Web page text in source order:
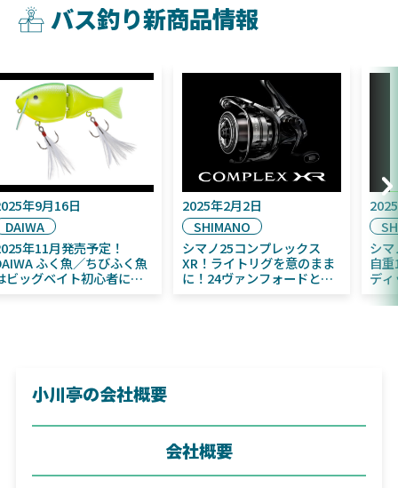
バス釣り新商品情報
2025年9月16日
DAIWA
2025年11月発売予定！
DAIWA ふく魚／ちびふく魚
はビッグベイト初心者にお
2025年2月2日
SHIMANO
シマノ25コンプレックス
XR！ライトリグを意のまま
に！24ヴァンフォードとの
小川亭の会社概要
会社概要